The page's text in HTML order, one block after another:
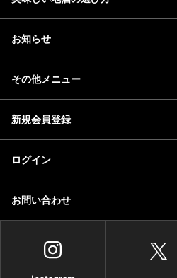
お知らせ
その他メニュー
新規会員登録
ログイン
お問い合わせ